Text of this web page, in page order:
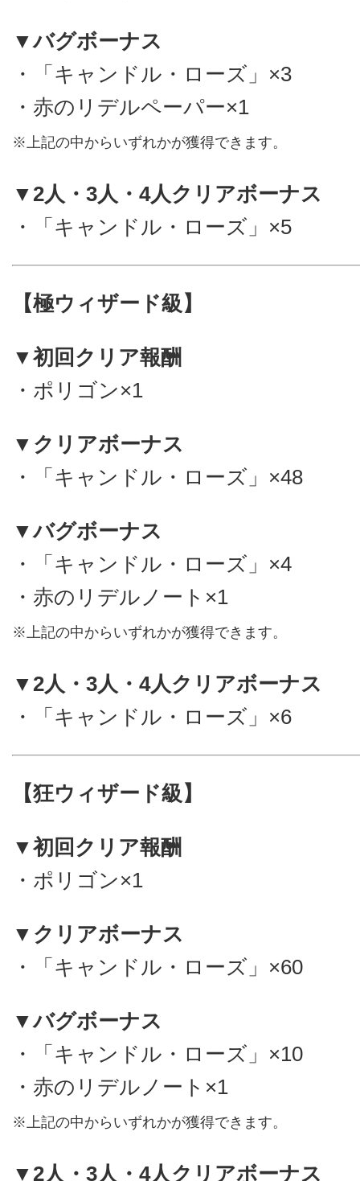
▼バグボーナス
・「キャンドル・ローズ」×3
・赤のリデルペーパー×1
※上記の中からいずれかが獲得できます。
▼2人・3人・4人クリアボーナス
・「キャンドル・ローズ」×5
【極ウィザード級】
▼初回クリア報酬
・ポリゴン×1
▼クリアボーナス
・「キャンドル・ローズ」×48
▼バグボーナス
・「キャンドル・ローズ」×4
・赤のリデルノート×1
※上記の中からいずれかが獲得できます。
▼2人・3人・4人クリアボーナス
・「キャンドル・ローズ」×6
【狂ウィザード級】
▼初回クリア報酬
・ポリゴン×1
▼クリアボーナス
・「キャンドル・ローズ」×60
▼バグボーナス
・「キャンドル・ローズ」×10
・赤のリデルノート×1
※上記の中からいずれかが獲得できます。
▼2人・3人・4人クリアボーナス